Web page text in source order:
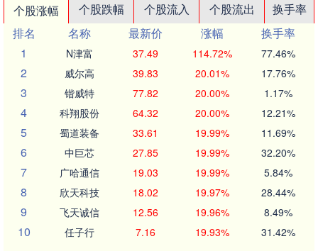
个股涨幅 个股跌幅 个股流入 个股流出
换手率
排名
名称 最新价 涨幅
换手率
1
N津富 37.49 114.72% 77.46%
2 威尔高 39.83 20.01% 17.76%
3 锴威特 77.82 20.00% 1.17%
4 科翔股份 64.32 20.00% 12.21%
5 蜀道装备 33.61 19.99% 11.69%
6 中巨芯 27.85 19.99% 32.20%
7 广哈通信 19.03 19.99% 5.84%
8 欣天科技 18.02 19.97% 28.44%
9 飞天诚信 12.56 19.96% 8.49%
10 任子行 7.16 19.93% 31.42%